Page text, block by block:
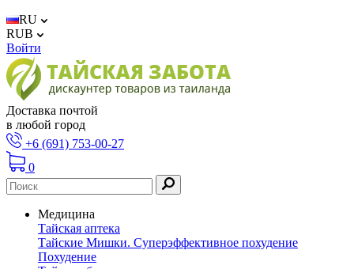
RU
RUB
Войти
Доставка почтой
в любой город
+6 (691) 753-00-27
0
Медицина
Тайская аптека
Тайские Мишки. Суперэффективное похудение
Похудение